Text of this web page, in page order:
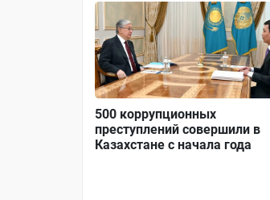
500 коррупционных
преступлений совершили в
Казахстане с начала года